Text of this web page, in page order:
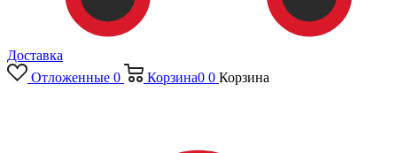
Доставка
Отложенные 0 Корзина0 0 Корзина